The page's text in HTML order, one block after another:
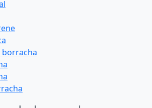
borracha